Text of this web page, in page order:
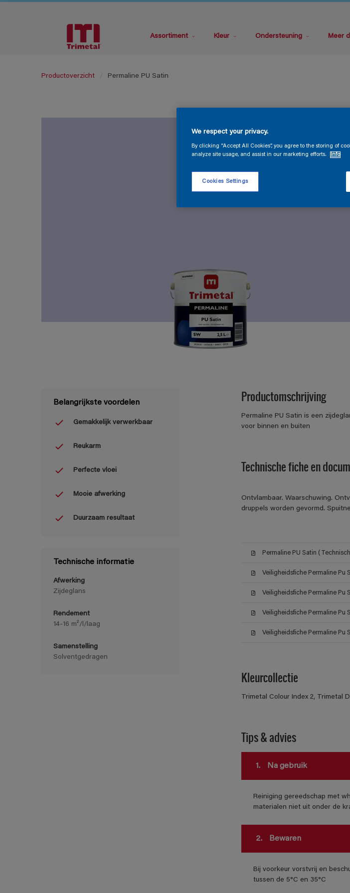
Assortiment Kleur Ondersteuning Meer
Productoverzicht Permaline PU Satin
Belangrijkste voordelen
Gemakkelijk verwerkbaar
Reukarm
Perfecte vloei
Mooie afwerking
Duurzaam resultaat
Technische informatie
Afwerking
Zijdeglans
Rendement
14-16 m²/l/laag
Samenstelling
Solventgedragen
Productomschrijving
Permaline PU Satin is een
voor binnen en buiten
Technische fiche en
Ontvlambaar. Waarschuwing.
druppels worden gevormd.
Permaline PU Satin
Veiligheidsfiche Permaline Pu
Veiligheidsfiche Permaline Pu
Veiligheidsfiche Permaline Pu
Veiligheidsfiche Permaline Pu
Kleurcollectie
Trimetal Colour Index 2, Trimetal
Tips & advies
1. Na gebruik
Reiniging gereedschap met
materialen niet uit onder de
2. Bewaren
Bij voorkeur vorstvrij en
tussen de 5°C en 35°C
We respect your privacy.
By clicking “Accept All Cookies”, you agree to the storing of
analyze site usage, and assist in our marketing efforts.
Info
Cookies Settings